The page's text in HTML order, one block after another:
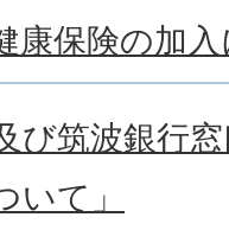
康保険の加
び筑波銀行
いて」